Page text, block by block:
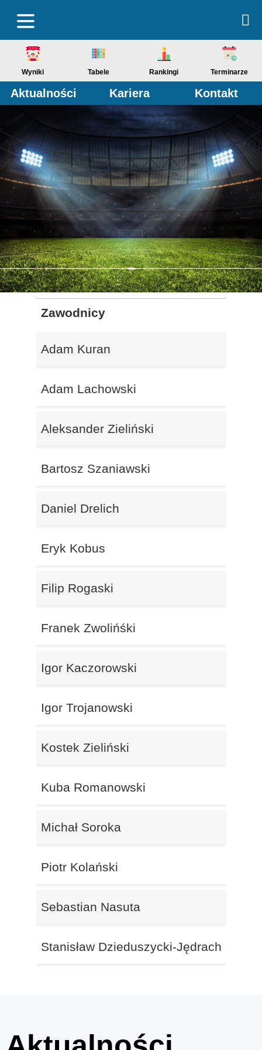
Wyniki Tabele Rankingi Terminarze
Aktualności Kariera Kontakt
Zawodnicy
Adam Kuran
Adam Lachowski
Aleksander Zieliński
Bartosz Szaniawski
Daniel Drelich
Eryk Kobus
Filip Rogaski
Franek Zwolińśki
Igor Kaczorowski
Igor Trojanowski
Kostek Zieliński
Kuba Romanowski
Michał Soroka
Piotr Kolański
Sebastian Nasuta
Stanisław Dzieduszycki-Jędrach